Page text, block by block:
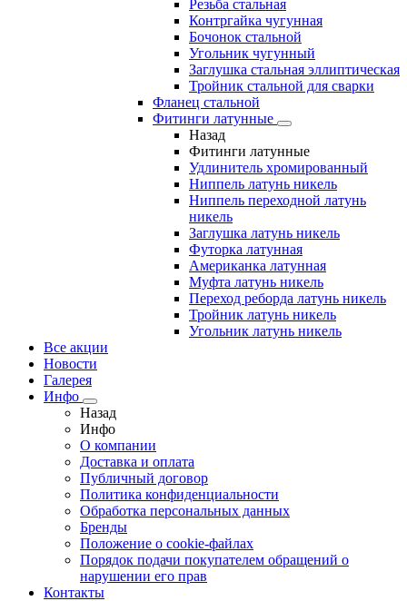
Резьба стальная
Контргайка чугунная
Бочонок стальной
Угольник чугунный
Заглушка стальная эллиптическая
Тройник стальной для сварки
Фланец стальной
Фитинги латунные
Назад
Фитинги латунные
Удлинитель хромированный
Ниппель латунь никель
Ниппель переходной латунь
никель
Заглушка латунь никель
Футорка латунная
Американка латунная
Муфта латунь никель
Переход реборда латунь никель
Тройник латунь никель
Угольник латунь никель
Все акции
Новости
Галерея
Инфо
Назад
Инфо
О компании
Доставка и оплата
Публичный договор
Политика конфиденциальности
Обработка персональных данных
Бренды
Положение о cookie-файлах
Порядок подачи покупателем обращений о
нарушении его прав
Контакты